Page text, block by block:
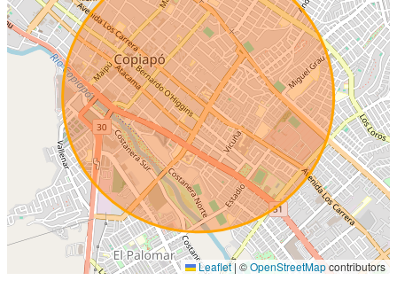
Leaflet| ©OpenStreetMapcontributors